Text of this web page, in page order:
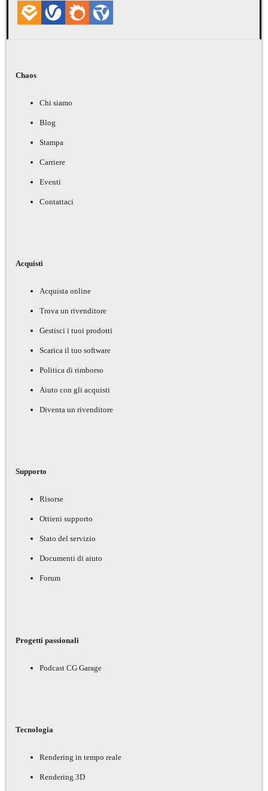
Chaos
Chi siamo
Blog
Stampa
Carriere
Eventi
Contattaci
Acquisti
Acquista online
Trova un rivenditore
Gestisci i tuoi prodotti
Scarica il tuo software
Politica di rimborso
Aiuto con gli acquisti
Diventa un rivenditore
Supporto
Risorse
Ottieni supporto
Stato del servizio
Documenti di aiuto
Forum
Progetti passionali
Podcast CG Garage
Tecnologia
Rendering in tempo reale
Rendering 3D